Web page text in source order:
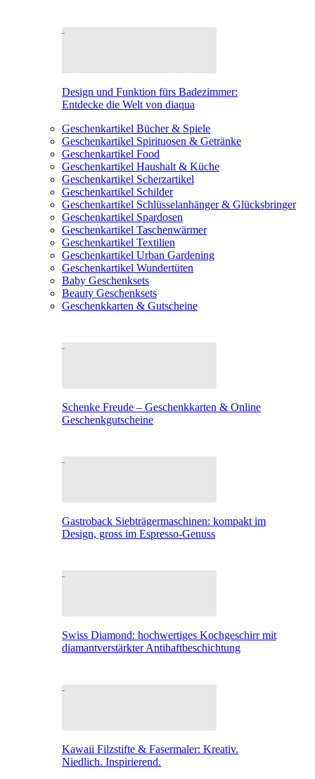
Design und Funktion fürs Badezimmer:
Entdecke die Welt von diaqua
Geschenkartikel Bücher & Spiele
Geschenkartikel Spirituosen & Getränke
Geschenkartikel Food
Geschenkartikel Haushalt & Küche
Geschenkartikel Scherzartikel
Geschenkartikel Schilder
Geschenkartikel Schlüsselanhänger & Glücksbringer
Geschenkartikel Spardosen
Geschenkartikel Taschenwärmer
Geschenkartikel Textilien
Geschenkartikel Urban Gardening
Geschenkartikel Wundertüten
Baby Geschenksets
Beauty Geschenksets
Geschenkkarten & Gutscheine
Schenke Freude – Geschenkkarten & Online
Geschenkgutscheine
Gastroback Siebträgermaschinen: kompakt im
Design, gross im Espresso-Genuss
Swiss Diamond: hochwertiges Kochgeschirr mit
diamantverstärkter Antihaftbeschichtung
Kawaii Filzstifte & Fasermaler: Kreativ.
Niedlich. Inspirierend.